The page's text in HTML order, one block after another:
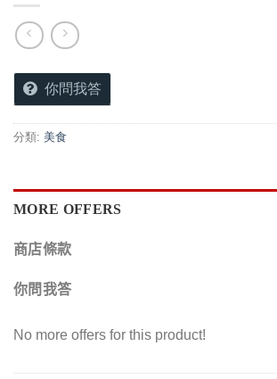
你問我答
分類: 美食
MORE OFFERS
商店條款
你問我答
No more offers for this product!